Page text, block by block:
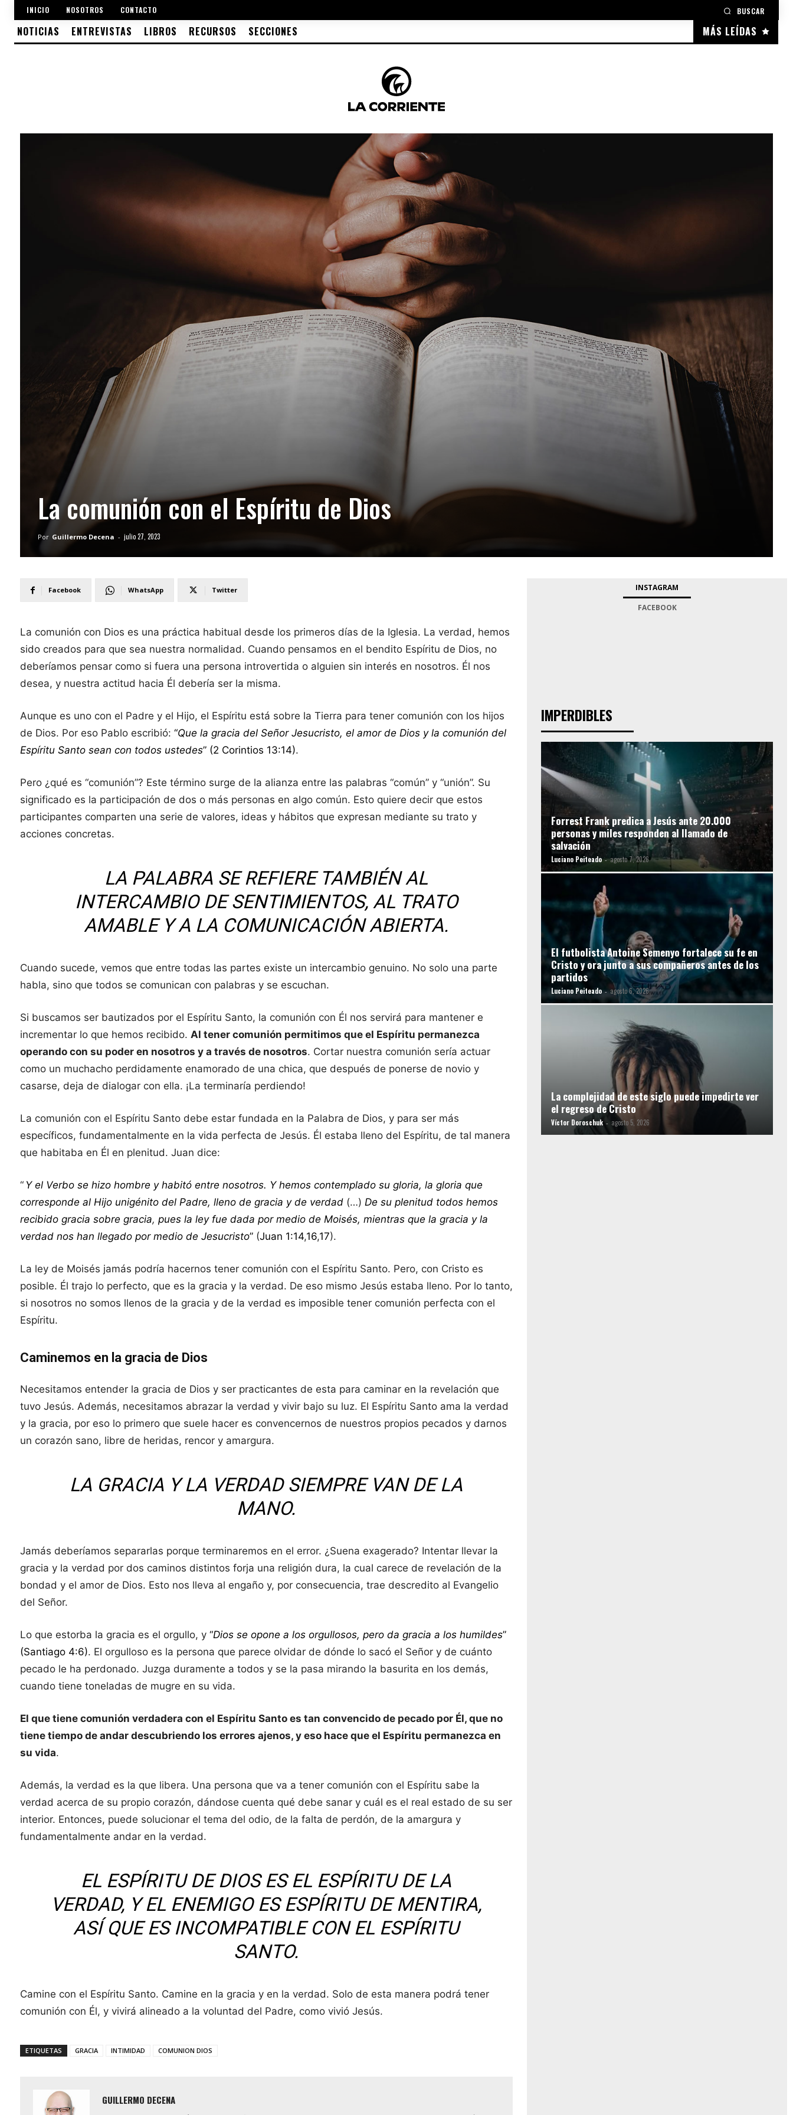
INICIO NOSOTROS CONTACTO BUSCAR
MÁS LEÍDAS
NOTICIAS ENTREVISTAS LIBROS RECURSOS SECCIONES
La comunión con el Espíritu de Dios
Por Guillermo Decena - julio 27, 2023
Facebook Twitter
WhatsApp
La comunión con Dios es una práctica habitual desde los primeros días de la Iglesia. La verdad, hemos
sido creados para que sea nuestra normalidad. Cuando pensamos en el bendito Espíritu de Dios, no
deberíamos pensar como si fuera una persona introvertida o alguien sin interés en nosotros. Él nos
desea, y nuestra actitud hacia Él debería ser la misma.
Aunque es uno con el Padre y el Hijo, el Espíritu está sobre la Tierra para tener comunión con los hijos
de Dios. Por eso Pablo escribió: “Que la gracia del Señor Jesucristo, el amor de Dios y la comunión del
Espíritu Santo sean con todos ustedes” (2 Corintios 13:14).
Pero ¿qué es “comunión”? Este término surge de la alianza entre las palabras “común” y “unión”. Su
significado es la participación de dos o más personas en algo común. Esto quiere decir que estos
participantes comparten una serie de valores, ideas y hábitos que expresan mediante su trato y
acciones concretas.
LA PALABRA SE REFIERE TAMBIÉN AL
INTERCAMBIO DE SENTIMIENTOS, AL TRATO
AMABLE Y A LA COMUNICACIÓN ABIERTA.
Cuando sucede, vemos que entre todas las partes existe un intercambio genuino. No solo una parte
habla, sino que todos se comunican con palabras y se escuchan.
Si buscamos ser bautizados por el Espíritu Santo, la comunión con Él nos servirá para mantener e
incrementar lo que hemos recibido. Al tener comunión permitimos que el Espíritu permanezca
operando con su poder en nosotros y a través de nosotros. Cortar nuestra comunión sería actuar
como un muchacho perdidamente enamorado de una chica, que después de ponerse de novio y
casarse, deja de dialogar con ella. ¡La terminaría perdiendo!
La comunión con el Espíritu Santo debe estar fundada en la Palabra de Dios, y para ser más
específicos, fundamentalmente en la vida perfecta de Jesús. Él estaba lleno del Espíritu, de tal manera
que habitaba en Él en plenitud. Juan dice:
“ Y el Verbo se hizo hombre y habitó entre nosotros. Y hemos contemplado su gloria, la gloria que
corresponde al Hijo unigénito del Padre, lleno de gracia y de verdad(…) De su plenitud todos hemos
recibido gracia sobre gracia, pues la ley fue dada por medio de Moisés, mientras que la gracia y la
verdad nos han llegado por medio de Jesucristo”(Juan 1:14,16,17).
La ley de Moisés jamás podría hacernos tener comunión con el Espíritu Santo. Pero, con Cristo es
posible. Él trajo lo perfecto, que es la gracia y la verdad. De eso mismo Jesús estaba lleno. Por lo tanto,
si nosotros no somos llenos de la gracia y de la verdad es imposible tener comunión perfecta con el
Espíritu.
Caminemos en la gracia de Dios
Necesitamos entender la gracia de Dios y ser practicantes de esta para caminar en la revelación que
tuvo Jesús. Además, necesitamos abrazar la verdad y vivir bajo su luz. El Espíritu Santo ama la verdad
y la gracia, por eso lo primero que suele hacer es convencernos de nuestros propios pecados y darnos
un corazón sano, libre de heridas, rencor y amargura.
LA GRACIA Y LA VERDAD SIEMPRE VAN DE LA
MANO.
Jamás deberíamos separarlas porque terminaremos en el error. ¿Suena exagerado? Intentar llevar la
gracia y la verdad por dos caminos distintos forja una religión dura, la cual carece de revelación de la
bondad y el amor de Dios. Esto nos lleva al engaño y, por consecuencia, trae descredito al Evangelio
del Señor.
Lo que estorba la gracia es el orgullo, y “Dios se opone a los orgullosos, pero da gracia a los humildes”
(Santiago 4:6). El orgulloso es la persona que parece olvidar de dónde lo sacó el Señor y de cuánto
pecado le ha perdonado. Juzga duramente a todos y se la pasa mirando la basurita en los demás,
cuando tiene toneladas de mugre en su vida.
El que tiene comunión verdadera con el Espíritu Santo es tan convencido de pecado por Él, que no
tiene tiempo de andar descubriendo los errores ajenos, y eso hace que el Espíritu permanezca en
su vida.
Además, la verdad es la que libera. Una persona que va a tener comunión con el Espíritu sabe la
verdad acerca de su propio corazón, dándose cuenta qué debe sanar y cuál es el real estado de su ser
interior. Entonces, puede solucionar el tema del odio, de la falta de perdón, de la amargura y
fundamentalmente andar en la verdad.
EL ESPÍRITU DE DIOS ES EL ESPÍRITU DE LA
VERDAD, Y EL ENEMIGO ES ESPÍRITU DE MENTIRA,
ASÍ QUE ES INCOMPATIBLE CON EL ESPÍRITU
SANTO.
Camine con el Espíritu Santo. Camine en la gracia y en la verdad. Solo de esta manera podrá tener
comunión con Él, y vivirá alineado a la voluntad del Padre, como vivió Jesús.
ETIQUETAS GRACIA INTIMIDAD COMUNION DIOS
GUILLERMO DECENA
INSTAGRAM
FACEBOOK
IMPERDIBLES
Forrest Frank predica a Jesús ante 20.000
personas y miles responden al llamado de
salvación
Luciano Peiteado - agosto 7, 2026
El futbolista Antoine Semenyo fortalece su fe en
Cristo y ora junto a sus compañeros antes de los
partidos
Luciano Peiteado - agosto 6, 2026
La complejidad de este siglo puede impedirte ver
el regreso de Cristo
Víctor Doroschuk - agosto 5, 2026